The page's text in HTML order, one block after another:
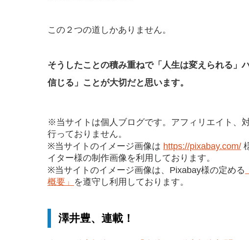
この２つの道しかありません。
そうしたことの積み重ねで「人生は変え られる」
信じ る」 ことが大切だと思います。
※当サイトは個人ブログです。アフィリエイト、
行っておりません。
※当サイトのイメージ画像は https://pixabay.com/
イター様の制作画像を利用しております。
※当サイトのイメージ画像は、Pixabay様の定める
概要」 を遵守し利用しております。
澤井豊、連載！